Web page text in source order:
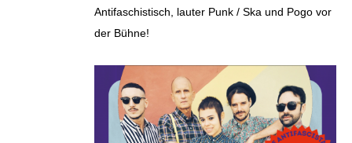
Antifaschistisch, lauter Punk / Ska und Pogo vor
der Bühne!